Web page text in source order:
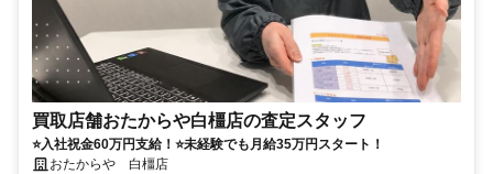
買取店舗おたからや白橿店の査定スタッフ
⭐入社祝金60万円支給！⭐未経験でも月給35万円スタート！
おたからや 白橿店